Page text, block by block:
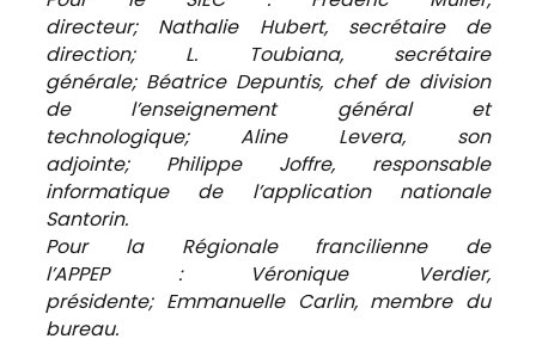
directeur; Nathalie Hubert, secrétaire de
direction; L. Toubiana, secrétaire
générale; Béatrice Depuntis, chef de division
de l’enseignement général et
technologique; Aline Levera, son
adjointe; Philippe Joffre, responsable
informatique de l’application nationale
Santorin.
Pour la Régionale francilienne de
l’APPEP : Véronique Verdier,
présidente; Emmanuelle Carlin, membre du
bureau.